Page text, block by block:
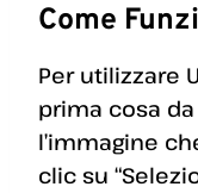
Come
Per utilizzare
prima cosa
l’immagine
clic su